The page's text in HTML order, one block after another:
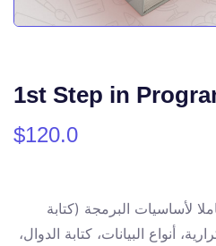
1st Step in
$120.0
لأساسيات البرمجة (كتابة
أنواع البيانات، كتابة الدوال،